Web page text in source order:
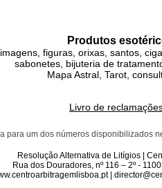
Produtos
figuras, orixas, santos,
sabonetes, bijuteria de
Mapa Astral, Tarot,
Livro de
para um dos números disponibilizados
Resolução Alternativa de Litígios |
Rua dos Douradores, nº 116 – 2º -
|